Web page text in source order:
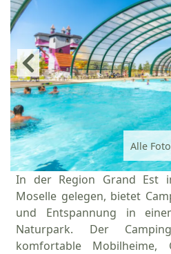
Alle
In der Region Grand Est
Moselle gelegen, bietet
und Entspannung in
Naturpark. Der
komfortable